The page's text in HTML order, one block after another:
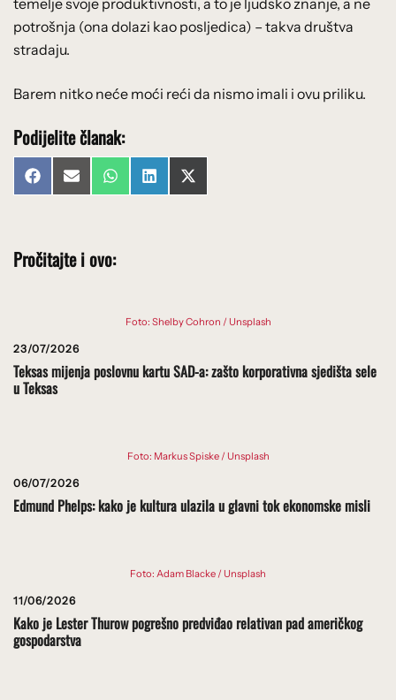
potrošnja (ona dolazi kao posljedica) – takva društva
stradaju.
Barem nitko neće moći reći da nismo imali i ovu priliku.
Podijelite članak:
Share
on
FacebookShare
on
Email Share
on
WhatsAppShare
on
LinkedInShare
on
X
(Twitter)
Pročitajte i ovo:
Foto: Shelby Cohron / Unsplash
23/07/2026
Teksas mijenja poslovnu kartu SAD-a: zašto korporativna sjedišta sele
u Teksas
Foto: Markus Spiske / Unsplash
06/07/2026
Edmund Phelps: kako je kultura ulazila u glavni tok ekonomske misli
Foto: Adam Blacke / Unsplash
11/06/2026
Kako je Lester Thurow pogrešno predviđao relativan pad američkog
gospodarstva